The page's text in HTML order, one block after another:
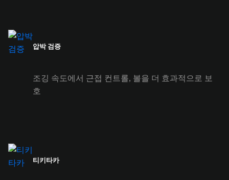
압박 검증
조깅 속도에서 근접 컨트롤, 볼을 더 효과적으로 보
호
티키타카